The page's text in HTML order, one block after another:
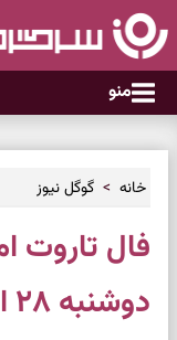
منو
خانه گوگل نیوز
فال تاروت
دوشنبه ۲۸ اردیبهشت ماه